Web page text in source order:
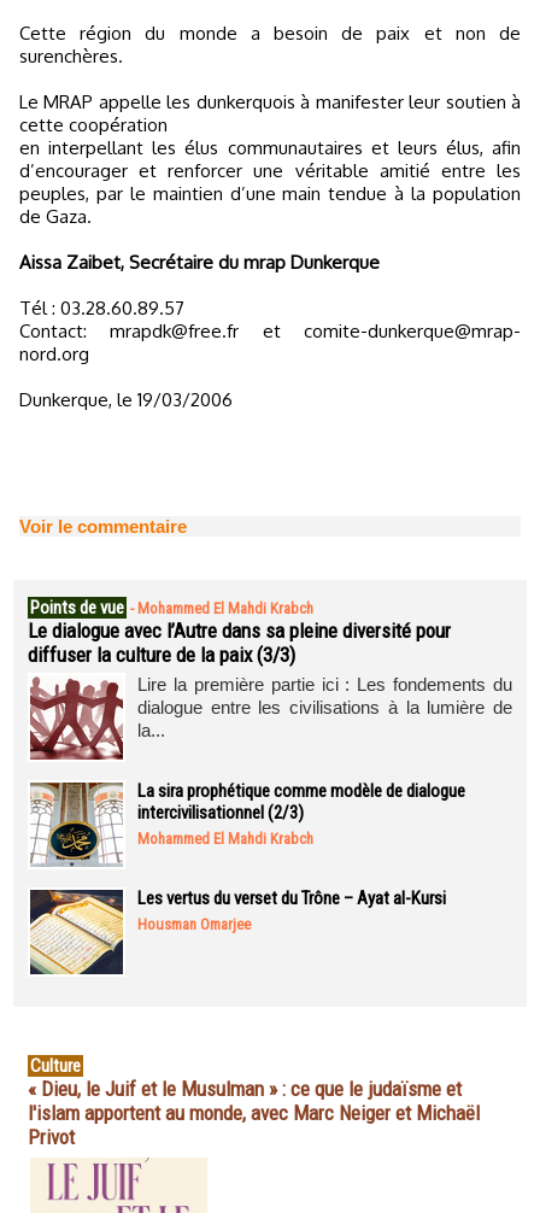
Cette région du monde a besoin de paix et non de
surenchères.
Le MRAP appelle les dunkerquois à manifester leur soutien à
cette coopération
en interpellant les élus communautaires et leurs élus, afin
d’encourager et renforcer une véritable amitié entre les
peuples, par le maintien d’une main tendue à la population
de Gaza.
Aissa Zaibet, Secrétaire du mrap Dunkerque
Tél : 03.28.60.89.57
Contact: mrapdk@free.fr et comite-dunkerque@mrap-
nord.org
Dunkerque, le 19/03/2006
Voir le commentaire
Points de vue - Mohammed El Mahdi Krabch
Le dialogue avec l’Autre dans sa pleine diversité pour
diffuser la culture de la paix (3/3)
Lire la première partie ici : Les fondements du
dialogue entre les civilisations à la lumière de
la...
La sira prophétique comme modèle de dialogue
intercivilisationnel (2/3)
Mohammed El Mahdi Krabch
Les vertus du verset du Trône – Ayat al-Kursi
Housman Omarjee
Culture
« Dieu, le Juif et le Musulman » : ce que le judaïsme et
l'islam apportent au monde, avec Marc Neiger et Michaël
Privot